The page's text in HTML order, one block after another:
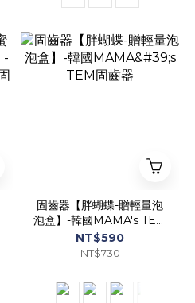
固齒器【胖蝴蝶-贈輕量泡
泡盒】-韓國MAMA's TEM
固齒器
NT$590
NT$730